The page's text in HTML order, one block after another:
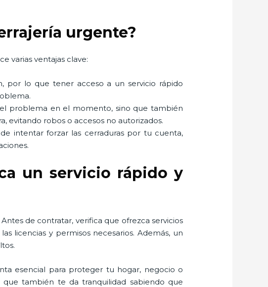
urgente?
varias ventajas clave:
por lo que tener acceso a un servicio rápido
problema en el momento, sino que también
evitando robos o accesos no autorizados.
intentar forzar las cerraduras por tu cuenta,
un servicio rápido y
de contratar, verifica que ofrezca servicios
licencias y permisos necesarios. Además, un
esencial para proteger tu hogar, negocio o
también te da tranquilidad sabiendo que